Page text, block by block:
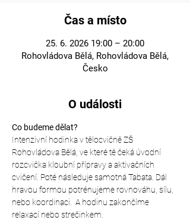
Čas a místo
25. 6. 2026 19:00 – 20:00
Rohovládova Bělá, Rohovládova Bělá,
Česko
O události
Co budeme dělat?
Intenzivní hodinka v tělocvičně ZŠ
Rohovládova Bělá, ve které tě čeká úvodní
rozcvička kloubní přípravy a aktivačních
cvičení. Poté následuje samotná Tabata. Dál
hravou formou potrénujeme rovnováhu, sílu,
nebo koordinaci.  A hodinu zakončíme
relaxací nebo strečinkem.